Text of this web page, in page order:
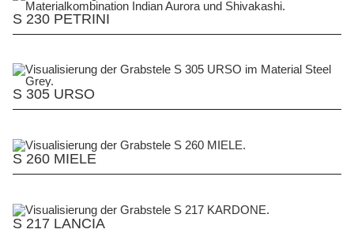
S 230 PETRINI
S 305 URSO
S 260 MIELE
S 217 LANCIA